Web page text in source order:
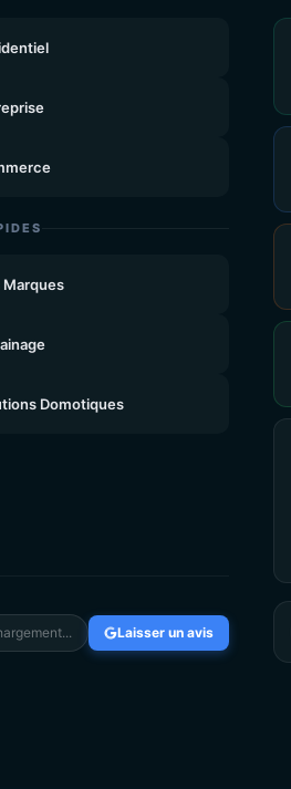
Marques
Domotiques
Laisser un avis